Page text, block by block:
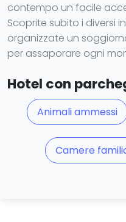
contempo un facile
Scoprite subito i diversi
organizzate un
per assaporare ogni
Hotel con
Animali ammessi
Camere